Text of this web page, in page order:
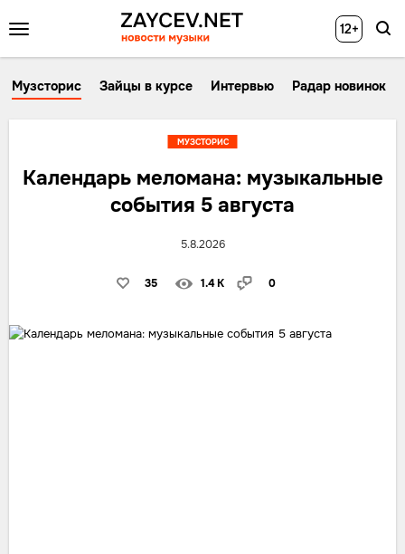
12+
Музсторис Зайцы в курсе Интервью Радар новинок
Календарь меломана: музыкальные
события 5 августа
5.8.2026
35 1.4 K 0
МУЗСТОРИС